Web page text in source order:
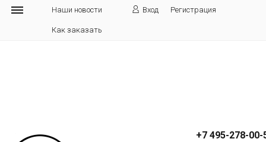
Наши новости Вход Регистрация
Как заказать
+7 495-278-00-